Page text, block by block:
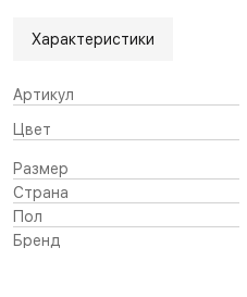
Характеристики
Артикул
Цвет
Размер
Страна
Пол
Бренд